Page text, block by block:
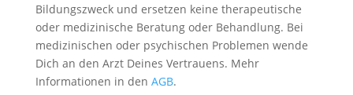
Bildungszweck und ersetzen keine therapeutische
oder medizinische Beratung oder Behandlung. Bei
medizinischen oder psychischen Problemen wende
Dich an den Arzt Deines Vertrauens. Mehr
Informationen in den AGB.